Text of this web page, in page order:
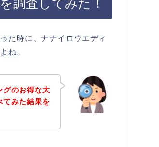
調査してみた！
た時に、ナナイロウエディ
ね。
グのお得な大
てみた結果を